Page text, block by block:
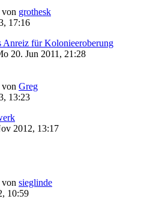
von grothesk
17:16
Anreiz für Kolonieeroberung
20. Jun 2011, 21:28
von Greg
13:23
2012, 13:17
von sieglinde
10:59